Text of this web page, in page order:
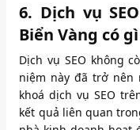
6. Dịch vụ
Biển Vàng có
Dịch vụ SEO không
niệm này đã trở nên
khoá dịch vụ SEO
kết quả liên quan